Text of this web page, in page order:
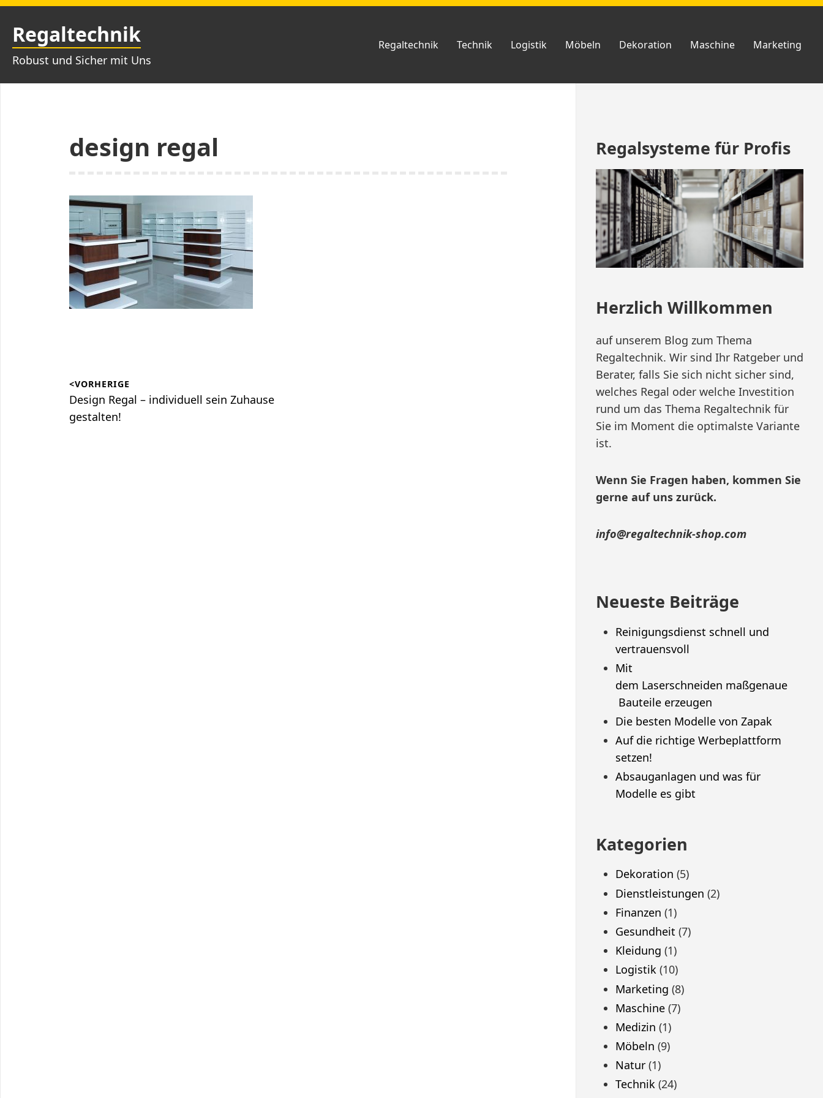
Zum
Inhalt
springen
Regaltechnik
Robust und Sicher mit Uns
Regaltechnik Technik Logistik Möbeln Dekoration Maschine Marketing
design regal
<VORHERIGE
Vorheriger
Beitrag:
Design Regal – individuell sein Zuhause
gestalten!
Footer
Regalsysteme für Profis
Herzlich Willkommen
auf unserem Blog zum Thema
Regaltechnik. Wir sind Ihr Ratgeber und
Berater, falls Sie sich nicht sicher sind,
welches Regal oder welche Investition
rund um das Thema Regaltechnik für
Sie im Moment die optimalste Variante
ist.
Wenn Sie Fragen haben, kommen Sie
gerne auf uns zurück.
info@regaltechnik-shop.com
Neueste Beiträge
Reinigungsdienst schnell und
vertrauensvoll
Mit
dem Laserschneiden maßgenaue
Bauteile erzeugen
Die besten Modelle von Zapak
Auf die richtige Werbeplattform
setzen!
Absauganlagen und was für
Modelle es gibt
Kategorien
Dekoration (5)
Dienstleistungen (2)
Finanzen (1)
Gesundheit (7)
Kleidung (1)
Logistik(10)
Marketing (8)
Maschine(7)
Medizin (1)
Möbeln (9)
Natur(1)
Technik(24)